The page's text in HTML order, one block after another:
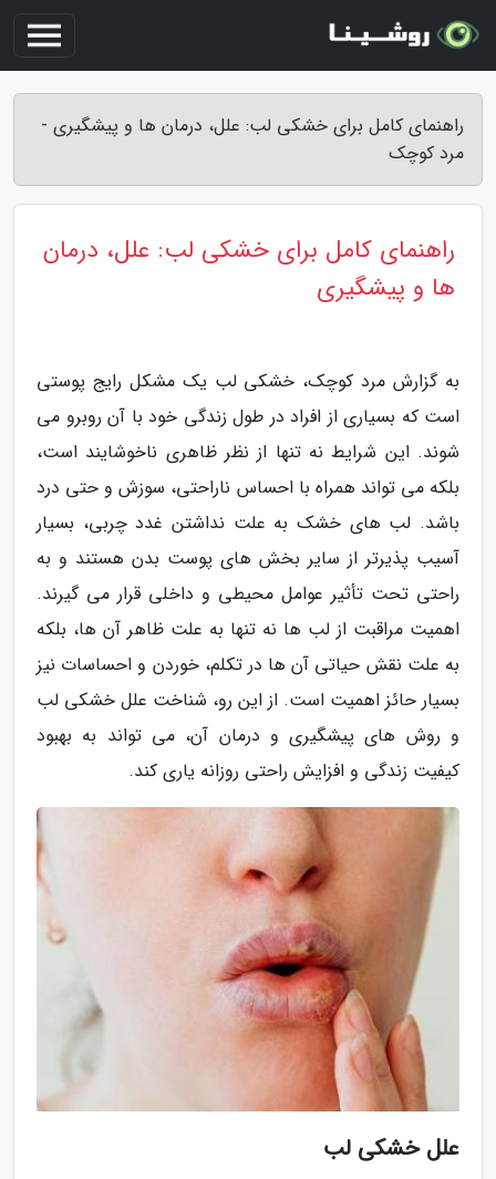
راهنمای کامل برای خشکی لب: علل، درمان ها و پیشگیری -
مرد کوچک
راهنمای کامل برای خشکی لب: علل، درمان
ها و پیشگیری
به گزارش مرد کوچک، خشکی لب یک مشکل رایج پوستی
است که بسیاری از افراد در طول زندگی خود با آن روبرو می
شوند. این شرایط نه تنها از نظر ظاهری ناخوشایند است،
بلکه می تواند همراه با احساس ناراحتی، سوزش و حتی درد
باشد. لب های خشک به علت نداشتن غدد چربی، بسیار
آسیب پذیرتر از سایر بخش های پوست بدن هستند و به
راحتی تحت تأثیر عوامل محیطی و داخلی قرار می گیرند.
اهمیت مراقبت از لب ها نه تنها به علت ظاهر آن ها، بلکه
به علت نقش حیاتی آن ها در تکلم، خوردن و احساسات نیز
بسیار حائز اهمیت است. از این رو، شناخت علل خشکی لب
و روش های پیشگیری و درمان آن، می تواند به بهبود
کیفیت زندگی و افزایش راحتی روزانه یاری کند.
علل خشکی لب